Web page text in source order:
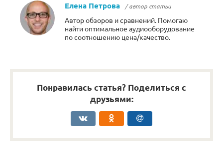
Елена Петрова / автор статьи
Автор обзоров и сравнений. Помогаю
найти оптимальное аудиооборудование
по соотношению цена/качество.
Понравилась статья? Поделиться с
друзьями: